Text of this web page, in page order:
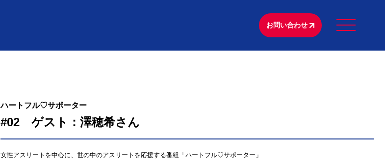
お問い合わせ
ハートフル♡サポーター
#02 ゲスト：澤穂希さん
女性アスリートを中心に、世の中のアスリートを応援する番組「ハートフル♡サポーター」